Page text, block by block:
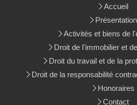
Accueil
Présentation
Activités et biens de
Droit de l'immobilier et
Droit du travail et de la
Droit de la responsabilité
Honoraires
Contact